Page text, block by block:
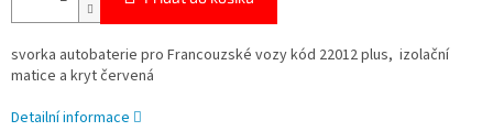
svorka autobaterie pro Francouzské vozy kód 22012 plus, izolační
matice a kryt červená
Detailní informace